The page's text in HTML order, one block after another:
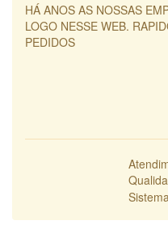
HÁ ANOS AS NOSSAS
LOGO NESSE WEB.
PEDIDOS